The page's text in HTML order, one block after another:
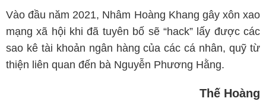
Vào đầu năm 2021, Nhâm Hoàng Khang gây xôn xao
mạng xã hội khi đã tuyên bố sẽ “hack” lấy được các
sao kê tài khoản ngân hàng của các cá nhân, quỹ từ
thiện liên quan đến bà Nguyễn Phương Hằng.
Thế Hoàng